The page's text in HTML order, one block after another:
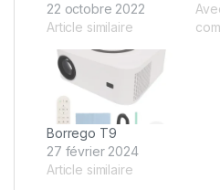
22 octobre 2022
Article similaire
Borrego T9
27 février 2024
Article similaire